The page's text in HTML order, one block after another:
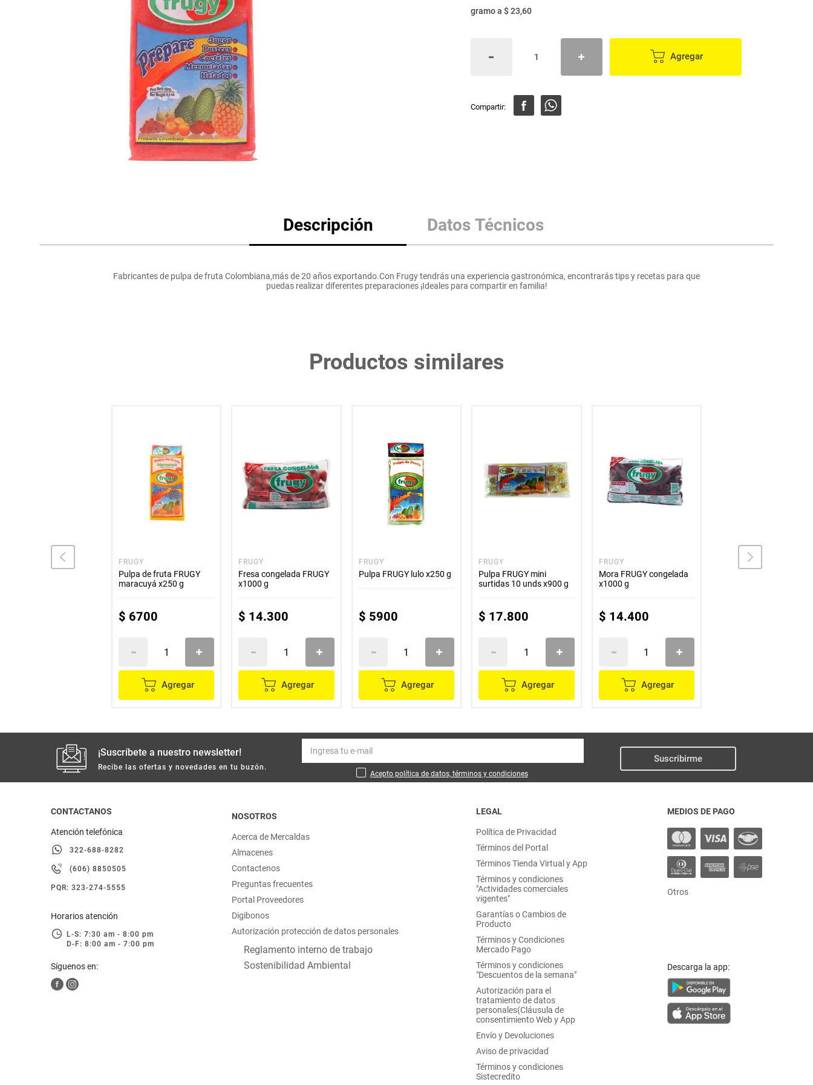
lácteos y refrigerados
otros
gramoa $ 23,60
Agregar
Descripción Datos Técnicos
Fabricantes de pulpa de fruta Colombiana,más de 20 años exportando.Con Frugy tendrás una experiencia gastronómica, encontrarás tips y recetas para que
puedas realizar diferentes preparaciones ¡Ideales para compartir en familia!
Productos similares
FRUGY
Pulpa de fruta FRUGY
maracuyá x250 g
$ 6700
Agregar
FRUGY
Fresa congelada FRUGY
x1000 g
$ 14.300
Agregar
FRUGY
Pulpa FRUGY lulo x250 g
$ 5900
Agregar
FRUGY
Pulpa FRUGY mini
surtidas 10 unds x900 g
$ 17.800
Agregar
FRUGY
Mora FRUGY congelada
x1000 g
$ 14.400
Agregar
¡Suscríbete a nuestro newsletter!
Recibe las ofertas y novedades en tu buzón.
Acepto política de datos, términos y condiciones
Suscribirme
CONTACTANOS
Atención telefónica
322-688-8282
(606) 8850505
PQR: 323-274-5555
Horarios atención
L-S: 7:30 am - 8:00 pm
D-F: 8:00 am - 7:00 pm
Síguenos en:
NOSOTROS
Acerca de Mercaldas
Almacenes
Contactenos
Preguntas frecuentes
Portal Proveedores
Digibonos
Autorización protección de datos personales
Reglamento interno de trabajo
Sostenibilidad Ambiental
LEGAL
Política de Privacidad
Términos del Portal
Términos Tienda Virtual y App
Términos y condiciones
"Actividades comerciales
vigentes"
Garantías o Cambios de
Producto
Términos y Condiciones
Mercado Pago
Términos y condiciones
"Descuentos de la semana"
Autorización para el
tratamiento de datos
personales(Cláusula de
consentimiento Web y App
Envío y Devoluciones
Aviso de privacidad
Términos y condiciones
Sistecredito
MEDIOS DE PAGO
Otros
Descarga la app:
Mantequilla